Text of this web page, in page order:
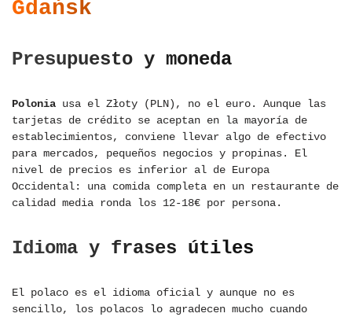
Gdańsk
Presupuesto y moneda
Polonia usa el Złoty (PLN), no el euro. Aunque las
tarjetas de crédito se aceptan en la mayoría de
establecimientos, conviene llevar algo de efectivo
para mercados, pequeños negocios y propinas. El
nivel de precios es inferior al de Europa
Occidental: una comida completa en un restaurante de
calidad media ronda los 12-18€ por persona.
Idioma y frases útiles
El polaco es el idioma oficial y aunque no es
sencillo, los polacos lo agradecen mucho cuando